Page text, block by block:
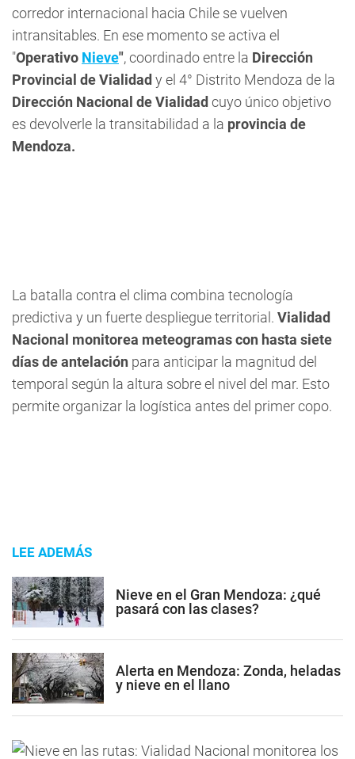
corredor internacional hacia Chile se vuelven
intransitables. En ese momento se activa el
"Operativo Nieve", coordinado entre la Dirección
Provincial de Vialidad y el 4° Distrito Mendoza de la
Dirección Nacional de Vialidad cuyo único objetivo
es devolverle la transitabilidad a la provincia de
Mendoza.
La batalla contra el clima combina tecnología
predictiva y un fuerte despliegue territorial. Vialidad
Nacional monitorea meteogramas con hasta siete
días de antelación para anticipar la magnitud del
temporal según la altura sobre el nivel del mar. Esto
permite organizar la logística antes del primer copo.
LEE ADEMÁS
Nieve en el Gran Mendoza: ¿qué
pasará con las clases?
Alerta en Mendoza: Zonda, heladas
y nieve en el llano